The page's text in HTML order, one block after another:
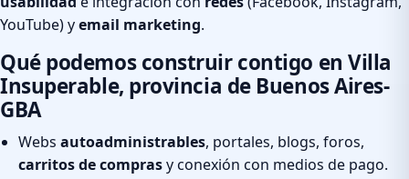
YouTube) yemail marketing.
Qué podemos construir contigo en Villa
Insuperable, provincia de Buenos Aires-
GBA
Webs autoadministrables, portales, blogs, foros,
carritos de comprasy conexión con medios de pago.